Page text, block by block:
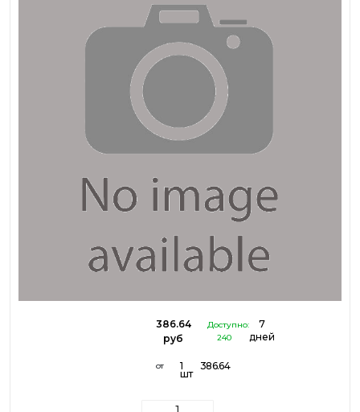
386.64
руб
Доступно:
240
7
дней
от 1
шт
386.64